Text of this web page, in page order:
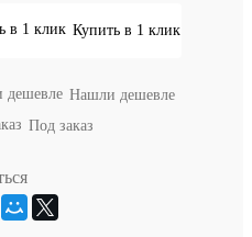
Купить в 1 клик
Нашли дешевле
Под заказ